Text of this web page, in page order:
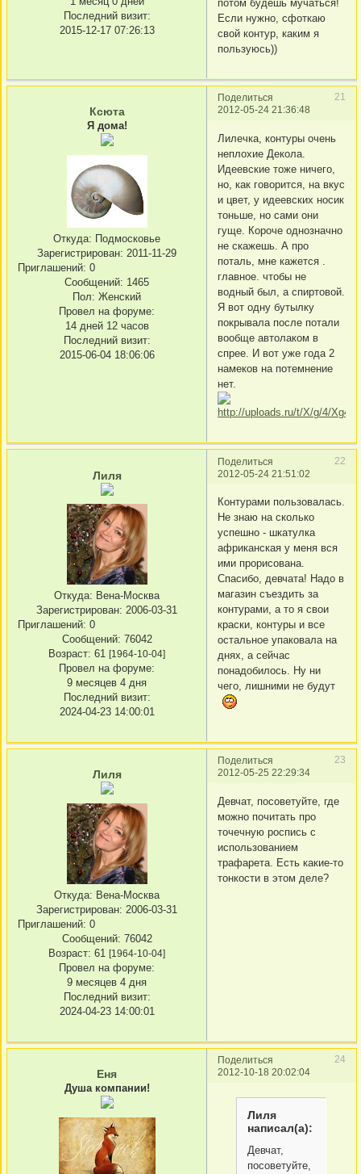
Последний визит:
2015-12-17 07:26:13
потом будешь мучаться!
Если нужно, сфоткаю
свой контур, каким я
пользуюсь))
Поделиться
21
2012-05-24 21:36:48
Ксюта
Я дома!
Откуда: Подмосковье
Зарегистрирован: 2011-11-29
Приглашений: 0
Сообщений: 1465
Пол: Женский
Провел на форуме:
14 дней 12 часов
Последний визит:
2015-06-04 18:06:06
Лилечка, контуры очень
неплохие Декола.
Идеевские тоже ничего,
но, как говорится, на вкус
и цвет, у идеевских носик
тоньше, но сами они
гуще. Короче однозначно
не скажешь. А про
поталь, мне кажется .
главное. чтобы не
водный был, а спиртовой.
Я вот одну бутылку
покрывала после потали
вообще автолаком в
спрее. И вот уже года 2
намеков на потемнение
нет.
Поделиться
22
2012-05-24 21:51:02
Лиля
Откуда: Вена-Москва
Зарегистрирован: 2006-03-31
Приглашений: 0
Сообщений: 76042
Возраст: 61 [1964-10-04]
Провел на форуме:
9 месяцев 4 дня
Последний визит:
2024-04-23 14:00:01
Контурами пользовалась.
Не знаю на сколько
успешно - шкатулка
африканская у меня вся
ими прорисована.
Спасибо, девчата! Надо в
магазин съездить за
контурами, а то я свои
краски, контуры и все
остальное упаковала на
днях, а сейчас
понадобилось. Ну ни
чего, лишними не будут
Поделиться
23
2012-05-25 22:29:34
Лиля
Откуда: Вена-Москва
Зарегистрирован: 2006-03-31
Приглашений: 0
Сообщений: 76042
Возраст: 61 [1964-10-04]
Провел на форуме:
9 месяцев 4 дня
Последний визит:
2024-04-23 14:00:01
Девчат, посоветуйте, где
можно почитать про
точечную роспись с
использованием
трафарета. Есть какие-то
тонкости в этом деле?
Поделиться
24
2012-10-18 20:02:04
Еня
Душа компании!
Лиля
написал(а):
Девчат,
посоветуйте,